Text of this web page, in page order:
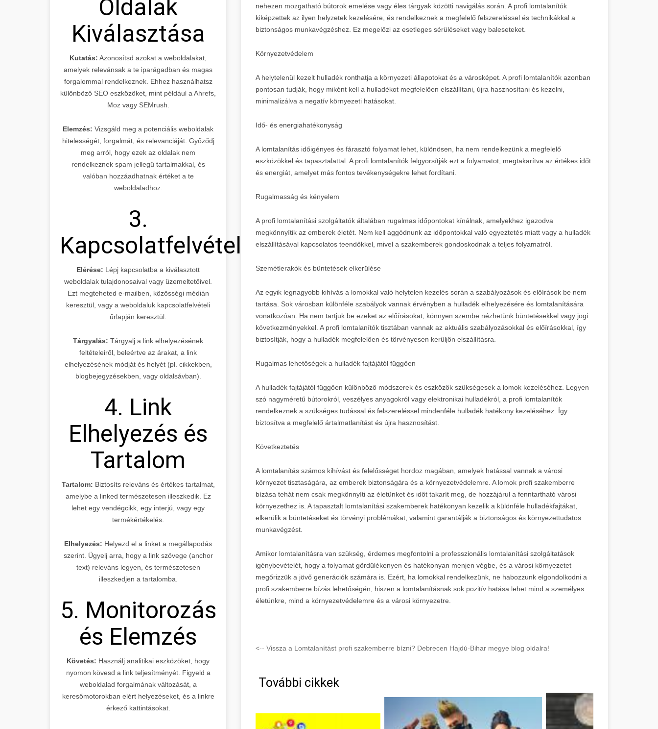
Oldalak
Kiválasztása
Kutatás: Azonosítsd azokat a weboldalakat,
amelyek relevánsak a te iparágadban és magas
forgalommal rendelkeznek. Ehhez használhatsz
különböző SEO eszközöket, mint például a Ahrefs,
Moz vagy SEMrush.
Elemzés: Vizsgáld meg a potenciális weboldalak
hitelességét, forgalmát, és relevanciáját. Győződj
meg arról, hogy ezek az oldalak nem
rendelkeznek spam jellegű tartalmakkal, és
valóban hozzáadhatnak értéket a te
weboldaladhoz.
3.
Kapcsolatfelvétel
Elérése: Lépj kapcsolatba a kiválasztott
weboldalak tulajdonosaival vagy üzemeltetőivel.
Ezt megteheted e-mailben, közösségi médián
keresztül, vagy a weboldaluk kapcsolatfelvételi
űrlapján keresztül.
Tárgyalás: Tárgyalj a link elhelyezésének
feltételeiről, beleértve az árakat, a link
elhelyezésének módját és helyét (pl. cikkekben,
blogbejegyzésekben, vagy oldalsávban).
4. Link
Elhelyezés és
Tartalom
Tartalom: Biztosíts releváns és értékes tartalmat,
amelybe a linked természetesen illeszkedik. Ez
lehet egy vendégcikk, egy interjú, vagy egy
termékértékelés.
Elhelyezés: Helyezd el a linket a megállapodás
szerint. Ügyelj arra, hogy a link szövege (anchor
text) releváns legyen, és természetesen
illeszkedjen a tartalomba.
5. Monitorozás
és Elemzés
Követés: Használj analitikai eszközöket, hogy
nyomon kövesd a link teljesítményét. Figyeld a
weboldalad forgalmának változását, a
keresőmotorokban elért helyezéseket, és a linkre
érkező kattintásokat.
nehezen mozgatható bútorok emelése vagy éles tárgyak közötti navigálás során. A profi lomtalanítók
kiképzettek az ilyen helyzetek kezelésére, és rendelkeznek a megfelelő felszereléssel és technikákkal a
biztonságos munkavégzéshez. Ez megelőzi az esetleges sérüléseket vagy baleseteket.
Környezetvédelem
A helytelenül kezelt hulladék ronthatja a környezeti állapotokat és a városképet. A profi lomtalanítók azonban
pontosan tudják, hogy miként kell a hulladékot megfelelően elszállítani, újra hasznosítani és kezelni,
minimalizálva a negatív környezeti hatásokat.
Idő- és energiahatékonyság
A lomtalanítás időigényes és fárasztó folyamat lehet, különösen, ha nem rendelkezünk a megfelelő
eszközökkel és tapasztalattal. A profi lomtalanítók felgyorsítják ezt a folyamatot, megtakarítva az értékes időt
és energiát, amelyet más fontos tevékenységekre lehet fordítani.
Rugalmasság és kényelem
A profi lomtalanítási szolgáltatók általában rugalmas időpontokat kínálnak, amelyekhez igazodva
megkönnyítik az emberek életét. Nem kell aggódnunk az időpontokkal való egyeztetés miatt vagy a hulladék
elszállításával kapcsolatos teendőkkel, mivel a szakemberek gondoskodnak a teljes folyamatról.
Szemétlerakók és büntetések elkerülése
Az egyik legnagyobb kihívás a lomokkal való helytelen kezelés során a szabályozások és előírások be nem
tartása. Sok városban különféle szabályok vannak érvényben a hulladék elhelyezésére és lomtalanítására
vonatkozóan. Ha nem tartjuk be ezeket az előírásokat, könnyen szembe nézhetünk büntetésekkel vagy jogi
következményekkel. A profi lomtalanítók tisztában vannak az aktuális szabályozásokkal és előírásokkal, így
biztosítják, hogy a hulladék megfelelően és törvényesen kerüljön elszállításra.
Rugalmas lehetőségek a hulladék fajtájától függően
A hulladék fajtájától függően különböző módszerek és eszközök szükségesek a lomok kezeléséhez. Legyen
szó nagyméretű bútorokról, veszélyes anyagokról vagy elektronikai hulladékról, a profi lomtalanítók
rendelkeznek a szükséges tudással és felszereléssel mindenféle hulladék hatékony kezeléséhez. Így
biztosítva a megfelelő ártalmatlanítást és újra hasznosítást.
Következtetés
A lomtalanítás számos kihívást és felelősséget hordoz magában, amelyek hatással vannak a városi
környezet tisztaságára, az emberek biztonságára és a környezetvédelemre. A lomok profi szakemberre
bízása tehát nem csak megkönnyíti az életünket és időt takarít meg, de hozzájárul a fenntartható városi
környezethez is. A tapasztalt lomtalanítási szakemberek hatékonyan kezelik a különféle hulladékfajtákat,
elkerülik a büntetéseket és törvényi problémákat, valamint garantálják a biztonságos és környezettudatos
munkavégzést.
Amikor lomtalanításra van szükség, érdemes megfontolni a professzionális lomtalanítási szolgáltatások
igénybevételét, hogy a folyamat gördülékenyen és hatékonyan menjen végbe, és a városi környezetet
megőrizzük a jövő generációk számára is. Ezért, ha lomokkal rendelkezünk, ne habozzunk elgondolkodni a
profi szakemberre bízás lehetőségén, hiszen a lomtalanításnak sok pozitív hatása lehet mind a személyes
életünkre, mind a környezetvédelemre és a városi környezetre.
<-- Vissza a Lomtalanítást profi szakemberre bízni? Debrecen Hajdú-Bihar megye blog oldalra!
További cikkek